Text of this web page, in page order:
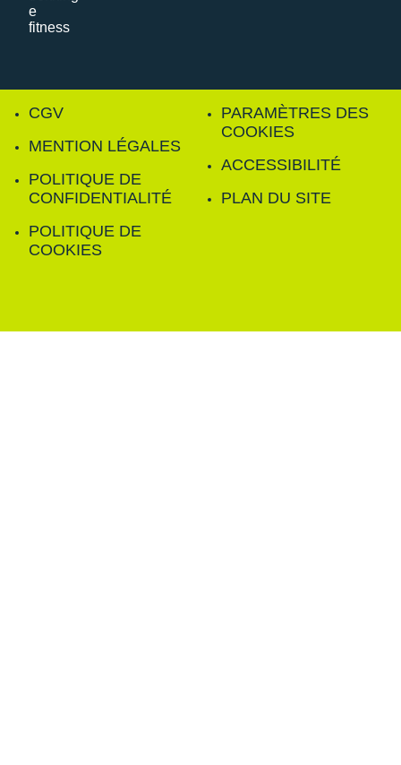
CGV
MENTION LÉGALES
POLITIQUE DE
CONFIDENTIALITÉ
POLITIQUE DE
COOKIES
PARAMÈTRES DES
COOKIES
ACCESSIBILITÉ
PLAN DU SITE